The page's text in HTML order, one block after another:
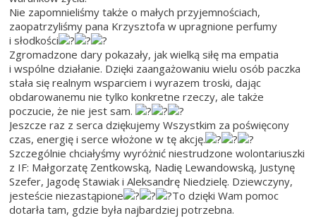
Nie zapomnieliśmy także o małych przyjemnościach,
zaopatrzyliśmy pana Krzysztofa w upragnione perfumy
i słodkości
Zgromadzone dary pokazały, jak wielką siłę ma empatia
i wspólne działanie. Dzięki zaangażowaniu wielu osób paczka
stała się realnym wsparciem i wyrazem troski, dając
obdarowanemu nie tylko konkretne rzeczy, ale także
poczucie, że nie jest sam.
Jeszcze raz z serca dziękujemy Wszystkim za poświęcony
czas, energię i serce włożone w tę akcję.
Szczególnie chciałyśmy wyróżnić niestrudzone wolontariuszki
z IF: Małgorzatę Zentkowską, Nadię Lewandowską, Justynę
Szefer, Jagodę Stawiak i Aleksandrę Niedzielę. Dziewczyny,
jesteście niezastąpione
To dzięki Wam pomoc
dotarła tam, gdzie była najbardziej potrzebna.